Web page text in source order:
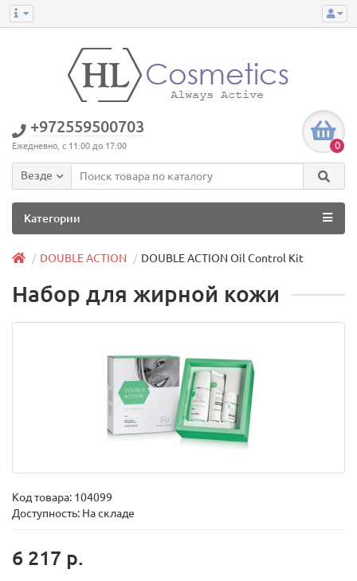
+972559500703
Ежедневно, с 11:00 до 17:00 0
Везде
Категории
DOUBLE ACTION DOUBLE ACTION Oil Control Kit
Набор для жирной кожи
Код товара: 104099
Доступность: На складе
6 217 р.